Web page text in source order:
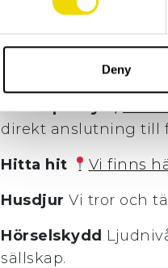
Deny
Höga ljud från
minimerad stress
Helikopterlyft,
direkt anslutning till
Hitta hit
Vi finns
Husdjur Vi tror och
Hörselskydd
sällskap.